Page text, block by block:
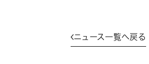
ニュース一覧へ戻る